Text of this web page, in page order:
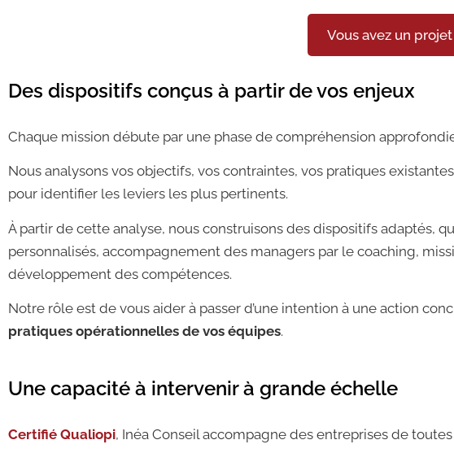
Vous avez un
Des dispositifs conçus à partir de vos enjeux
Chaque mission débute par une phase de compréhension
Nous analysons vos objectifs, vos contraintes, vos pratiques
pour identifier les leviers les plus pertinents.
À partir de cette analyse, nous construisons des dispositifs adaptés,
personnalisés, accompagnement des managers par le coaching,
développement des compétences.
Notre rôle est de vous aider à passer d’une intention à une action
pratiques opérationnelles de vos équipes.
Une capacité à intervenir à grande échelle
Certifié Qualiopi, Inéa Conseilaccompagne des entreprises de